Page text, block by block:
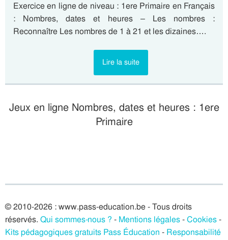
Exercice en ligne de niveau : 1ere Primaire en Français
: Nombres, dates et heures – Les nombres :
Reconnaître Les nombres de 1 à 21 et les dizaines….
Lire la suite
Jeux en ligne Nombres, dates et heures : 1ere
Primaire
© 2010-2026 : www.pass-education.be - Tous droits
réservés. Qui sommes-nous ? - Mentions légales-Cookies-
Kits pédagogiques gratuits Pass Éducation - Responsabilité